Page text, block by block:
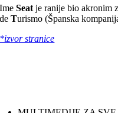
ImeSeat je ranije bio akronim
deTurismo (Španska
*izvor stranice